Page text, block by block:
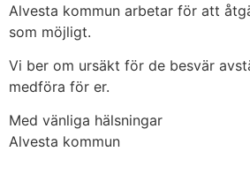
Alvesta kommun arbetar för att
som möjligt.
Vi ber om ursäkt för de besvär
medföra för er.
Med vänliga hälsningar
Alvesta kommun